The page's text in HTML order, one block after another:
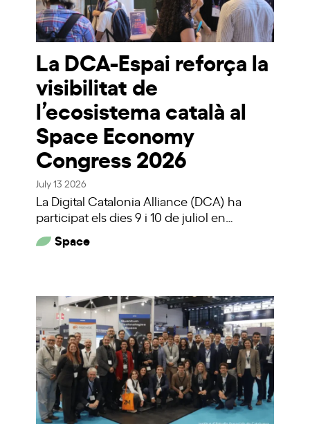
La DCA-Espai reforça la
visibilitat de
l’ecosistema català al
Space Economy
Congress 2026
July 13 2026
La Digital Catalonia Alliance (DCA) ha
participat els dies 9 i 10 de juliol en…
Space